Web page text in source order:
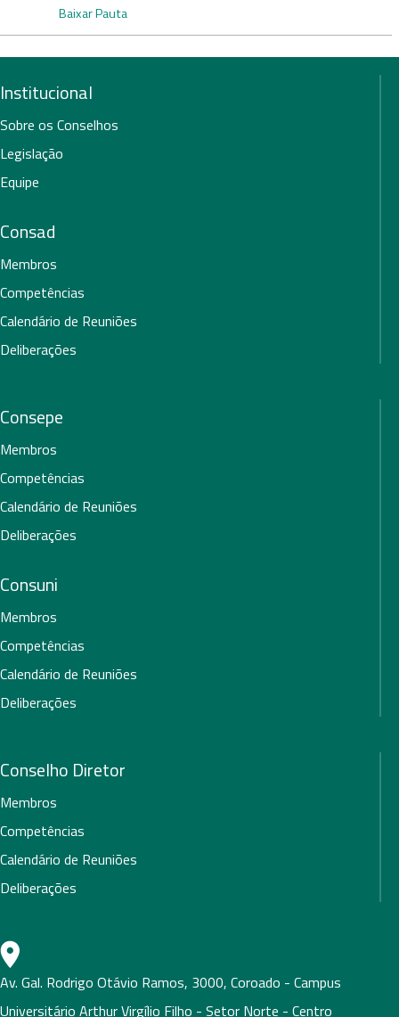
Baixar Pauta
Institucional
Sobre os Conselhos
Legislação
Equipe
Consad
Membros
Competências
Calendário de Reuniões
Deliberações
Consepe
Membros
Competências
Calendário de Reuniões
Deliberações
Consuni
Membros
Competências
Calendário de Reuniões
Deliberações
Conselho Diretor
Membros
Competências
Calendário de Reuniões
Deliberações
Av. Gal. Rodrigo Otávio Ramos, 3000, Coroado - Campus
Universitário Arthur Virgílio Filho - Setor Norte - Centro